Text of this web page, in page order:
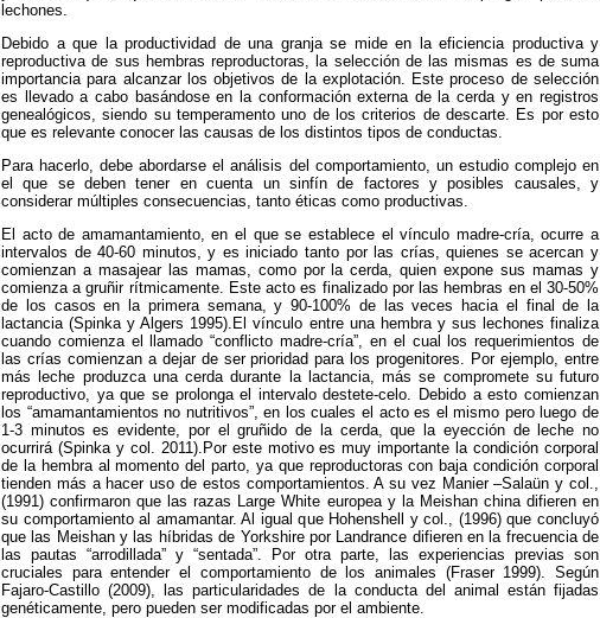
lechones.
Debido a que la productividad de una granja se mide en la eficiencia productiva y
reproductiva de sus hembras reproductoras, la selección de las mismas es de suma
importancia para alcanzar los objetivos de la explotación. Este proceso de selección
es llevado a cabo basándose en la conformación externa de la cerda y en registros
genealógicos, siendo su temperamento uno de los criterios de descarte. Es por esto
que es relevante conocer las causas de los distintos tipos de conductas.
Para hacerlo, debe abordarse el análisis del comportamiento, un estudio complejo en
el que se deben tener en cuenta un sinfín de factores y posibles causales, y
considerar múltiples consecuencias, tanto éticas como productivas.
El acto de amamantamiento, en el que se establece el vínculo madre-cría, ocurre a
intervalos de 40-60 minutos, y es iniciado tanto por las crías, quienes se acercan y
comienzan a masajear las mamas, como por la cerda, quien expone sus mamas y
comienza a gruñir rítmicamente. Este acto es finalizado por las hembras en el 30-50%
de los casos en la primera semana, y 90-100% de las veces hacia el final de la
lactancia (Spinka y Algers 1995).El vínculo entre una hembra y sus lechones finaliza
cuando comienza el llamado “conflicto madre-cría”, en el cual los requerimientos de
las crías comienzan a dejar de ser prioridad para los progenitores. Por ejemplo, entre
más leche produzca una cerda durante la lactancia, más se compromete su futuro
reproductivo, ya que se prolonga el intervalo destete-celo. Debido a esto comienzan
los “amamantamientos no nutritivos”, en los cuales el acto es el mismo pero luego de
1-3 minutos es evidente, por el gruñido de la cerda, que la eyección de leche no
ocurrirá (Spinka y col. 2011).Por este motivo es muy importante la condición corporal
de la hembra al momento del parto, ya que reproductoras con baja condición corporal
tienden más a hacer uso de estos comportamientos. A su vez Manier –Salaün y col.,
(1991) confirmaron que las razas Large White europea y la Meishan china difieren en
su comportamiento al amamantar. Al igual que Hohenshell y col., (1996) que concluyó
que las Meishan y las híbridas de Yorkshire por Landrance difieren en la frecuencia de
las pautas “arrodillada” y “sentada”. Por otra parte, las experiencias previas son
cruciales para entender el comportamiento de los animales (Fraser 1999). Según
Fajaro-Castillo (2009), las particularidades de la conducta del animal están fijadas
genéticamente, pero pueden ser modificadas por el ambiente.